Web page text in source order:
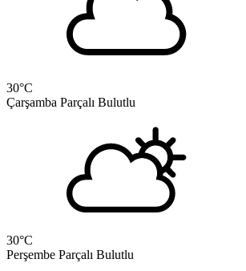
30°C
Çarşamba Parçalı Bulutlu
30°C
Perşembe Parçalı Bulutlu